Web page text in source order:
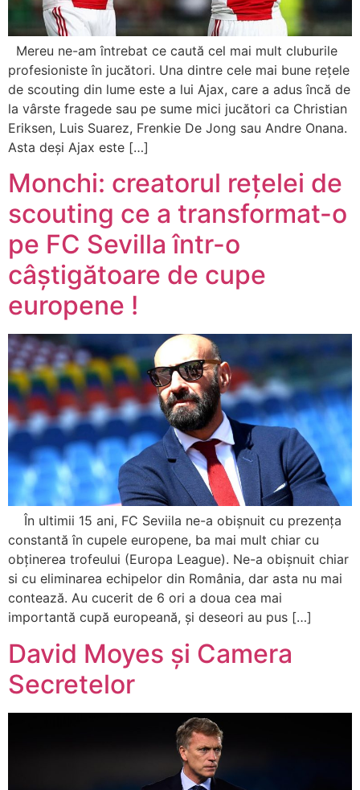
Mereu ne-am întrebat ce caută cel mai mult cluburile
profesioniste în jucători. Una dintre cele mai bune rețele
de scouting din lume este a lui Ajax, care a adus încă de
la vârste fragede sau pe sume mici jucători ca Christian
Eriksen, Luis Suarez, Frenkie De Jong sau Andre Onana.
Asta deși Ajax este […]
Monchi: creatorul rețelei de
scouting ce a transformat-o
pe FC Sevilla într-o
câștigătoare de cupe
europene !
În ultimii 15 ani, FC Seviila ne-a obișnuit cu prezența
constantă în cupele europene, ba mai mult chiar cu
obținerea trofeului (Europa League). Ne-a obișnuit chiar
si cu eliminarea echipelor din România, dar asta nu mai
contează. Au cucerit de 6 ori a doua cea mai
importantă cupă europeană, și deseori au pus […]
David Moyes și Camera
Secretelor